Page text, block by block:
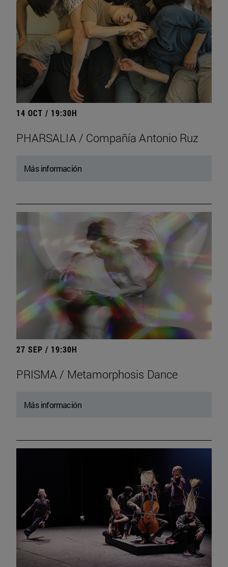
14 OCT / 19:30H
PHARSALIA / Compañía Antonio Ruz
Más información
27 SEP / 19:30H
PRISMA / Metamorphosis Dance
Más información